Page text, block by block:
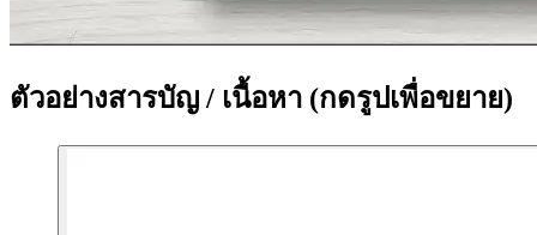
ตัวอย่างสารบัญ / เนื้อหา (กดรูปเพื่อขยาย)